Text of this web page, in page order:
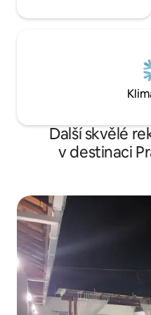
Další skvělé
v destinaci